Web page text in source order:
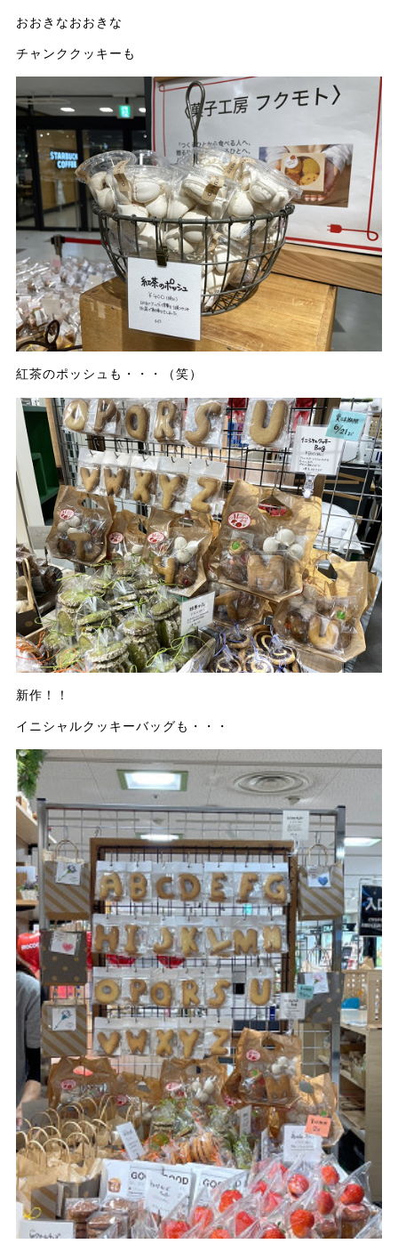
おおきなおおきな
チャンククッキーも
紅茶のポッシュも・・・（笑）
新作！！
イニシャルクッキーバッグも・・・